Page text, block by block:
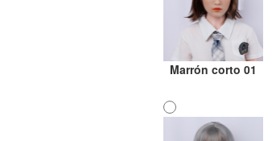
Marrón corto 01